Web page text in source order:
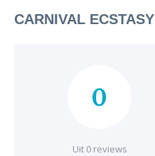
CARNIVAL ECSTASY
0
Uit 0 reviews